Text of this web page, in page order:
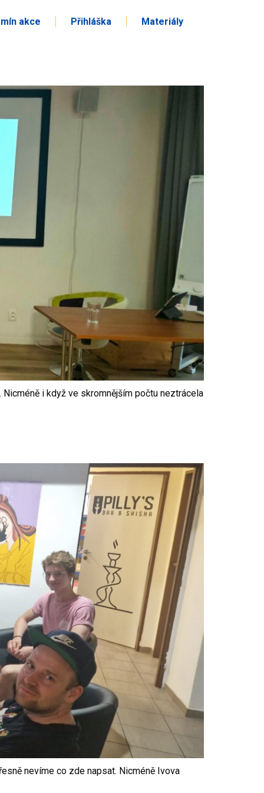
akce Přihláška Materiály
i když ve skromnějším počtu neztrácela
nevíme co zde napsat. Nicméně Ivova